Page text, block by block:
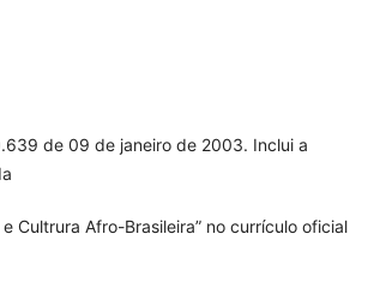
de 09 de janeiro de 2003. Inclui a
Cultrura Afro-Brasileira” no currículo oficial